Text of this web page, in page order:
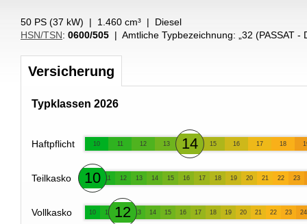
50 PS (37 kW) | 1.460 cm³ | Diesel
HSN/TSN: 0600/505 | Amtliche Typbezeichnung: „ 32 (PASSAT -
Versicherung
Typklassen 2026
Haftpflicht 10 11 12 13 14 15 16 17 18
Teilkasko 10 11 12 13 14 15 16 17 18 19 20 21 22 23
Vollkasko 10 11 12 13 14 15 16 17 18 19 20 21 22 23 24